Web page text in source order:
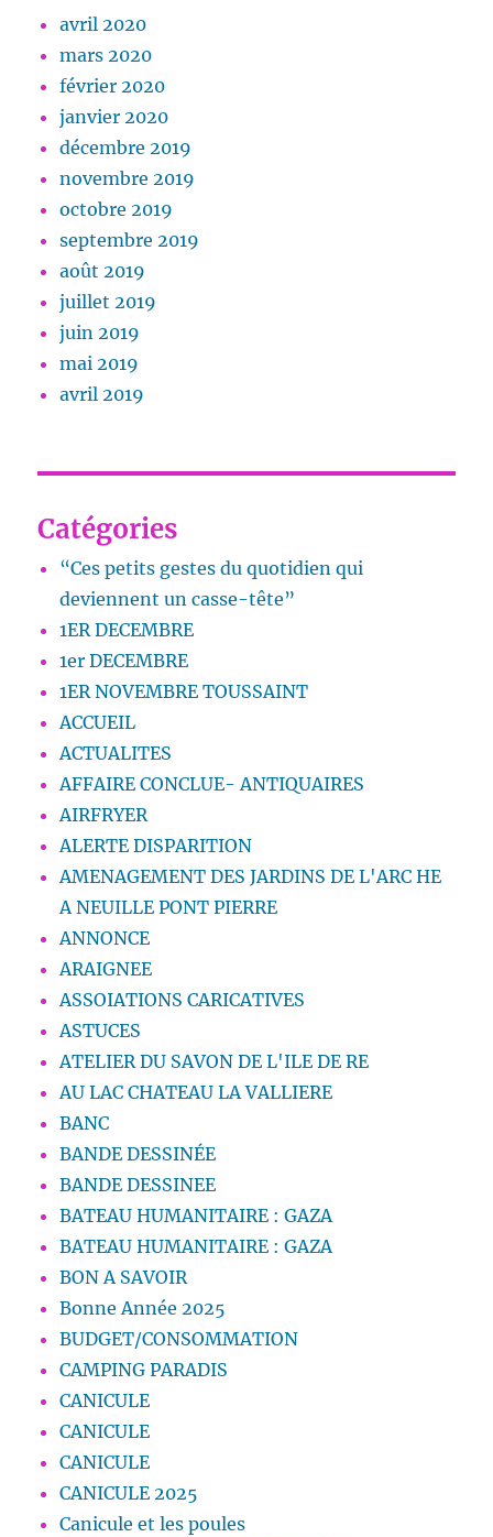
avril 2020
mars 2020
février 2020
janvier 2020
décembre 2019
novembre 2019
octobre 2019
septembre 2019
août 2019
juillet 2019
juin 2019
mai 2019
avril 2019
Catégories
“Ces petits gestes du quotidien qui
deviennent un casse-tête”
1ER DECEMBRE
1er DECEMBRE
1ER NOVEMBRE TOUSSAINT
ACCUEIL
ACTUALITES
AFFAIRE CONCLUE- ANTIQUAIRES
AIRFRYER
ALERTE DISPARITION
AMENAGEMENT DES JARDINS DE L'ARC HE
A NEUILLE PONT PIERRE
ANNONCE
ARAIGNEE
ASSOIATIONS CARICATIVES
ASTUCES
ATELIER DU SAVON DE L'ILE DE RE
AU LAC CHATEAU LA VALLIERE
BANC
BANDE DESSINÉE
BANDE DESSINEE
BATEAU HUMANITAIRE : GAZA
BATEAU HUMANITAIRE : GAZA
BON A SAVOIR
Bonne Année 2025
BUDGET/CONSOMMATION
CAMPING PARADIS
CANICULE
CANICULE
CANICULE
CANICULE 2025
Canicule et les poules